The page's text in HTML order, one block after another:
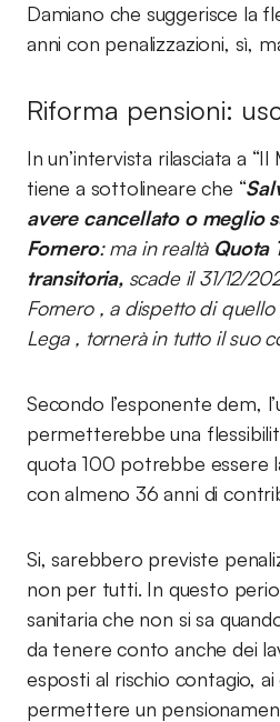
Damiano che suggerisce la
anni con penalizzazioni, sì,
Riforma pensioni:
In un’intervista rilasciata a
tiene a sottolineare che “
avere cancellato o meglio
Fornero: ma in realtà Quota
transitoria,scade il 31/12/
Fornero , a dispetto di
Lega , tornerà in tutto il suo
Secondo l’esponente dem,
permetterebbe una
quota 100 potrebbe essere
con almeno 36 anni di
Si, sarebbero previste
non per tutti. In questo
sanitaria che non si sa
da tenere conto anche dei
esposti al rischio contagio,
permettere un